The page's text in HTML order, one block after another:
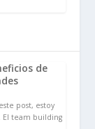
de
post, estoy
El team building